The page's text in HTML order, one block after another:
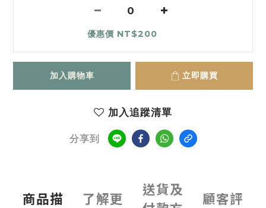
優惠價 NT$200
加入購物車 立即購買
加入追蹤清單
分享到
商品描
了解更
送貨及
顧客評